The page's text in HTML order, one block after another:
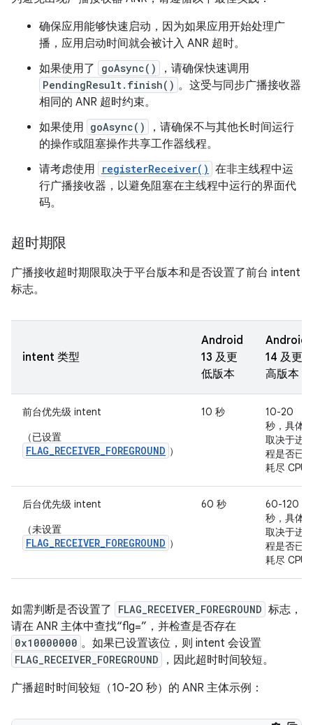
确保应用能够快速启动，因为如果应用开始处理广
播，应用启动时间就会被计入 ANR 超时。
如果使用了
goAsync() ，请确保快速调用
PendingResult.finish() 。这受与同步广播接收器
相同的 ANR 超时约束。
如果使用 goAsync()
，请确保不与其他长时间运行
的操作或阻塞操作共享工作器线程。
请考虑使用
registerReceiver() 在非主线程中运
行广播接收器，以避免阻塞在主线程中运行的界面代
码。
超时期限
广播接收超时期限取决于平台版本和是否设置了前台 intent
标志。
intent 类型
Android
13 及更
低版本
Android
14 及更
高版本
前台优先级 intent
（已设置
FLAG_RECEIVER_FOREGROUND ）
10 秒
10-20
秒，具体
取决于进
程是否已
耗尽 CPU
后台优先级 intent
（未设置
FLAG_RECEIVER_FOREGROUND ）
60 秒
60-120
秒，具体
取决于进
程是否已
耗尽 CPU
如需判断是否设置了 FLAG_RECEIVER_FOREGROUND 标志，
请在 ANR 主体中查找“flg=”，并检查是否存在
0x10000000 。如果已设置该位，则 intent 会设置
FLAG_RECEIVER_FOREGROUND
，因此超时时间较短。
广播超时时间较短（10-20 秒）的 ANR 主体示例：